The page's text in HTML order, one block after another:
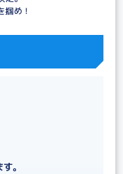
掴め！
。